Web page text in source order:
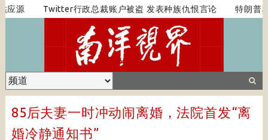
源 Twitter行政总裁账户被盗 发表种族仇恨言论 特朗普称
85后夫妻一时冲动闹离婚，法院首发“离
婚冷静通知书”